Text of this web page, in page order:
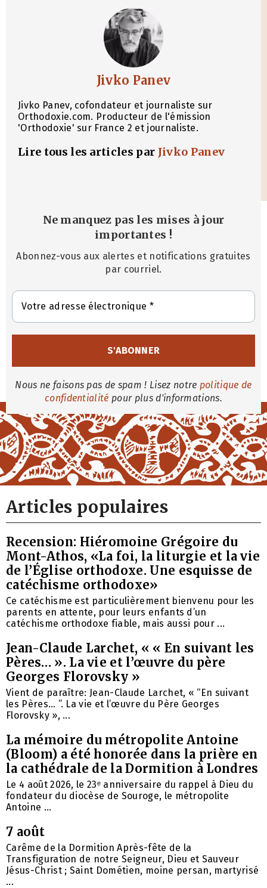
Jivko Panev
Jivko Panev, cofondateur et journaliste sur
Orthodoxie.com. Producteur de l'émission
'Orthodoxie' sur France 2 et journaliste.
Lire tous les articles par Jivko Panev
Ne manquez pas les mises à jour
importantes !
Abonnez-vous aux alertes et notifications gratuites
par courriel.
Nous ne faisons pas de spam ! Lisez notre politique de
confidentialité pour plus d'informations.
Articles populaires
Recension: Hiéromoine Grégoire du
Mont-Athos, «La foi, la liturgie et la vie
de l’Église orthodoxe. Une esquisse de
catéchisme orthodoxe»
Ce catéchisme est particulièrement bienvenu pour les
parents en attente, pour leurs enfants d’un
catéchisme orthodoxe fiable, mais aussi pour ...
Jean-Claude Larchet, « « En suivant les
Pères… ». La vie et l’œuvre du père
Georges Florovsky »
Vient de paraître: Jean-Claude Larchet, « “En suivant
les Pères… ”. La vie et l’œuvre du Père Georges
Florovsky », ...
La mémoire du métropolite Antoine
(Bloom) a été honorée dans la prière en
la cathédrale de la Dormition à Londres
Le 4 août 2026, le 23ᵉ anniversaire du rappel à Dieu du
fondateur du diocèse de Souroge, le métropolite
Antoine ...
7 août
Carême de la Dormition Après-fête de la
Transfiguration de notre Seigneur, Dieu et Sauveur
Jésus-Christ ; Saint Dométien, moine persan, martyrisé
...